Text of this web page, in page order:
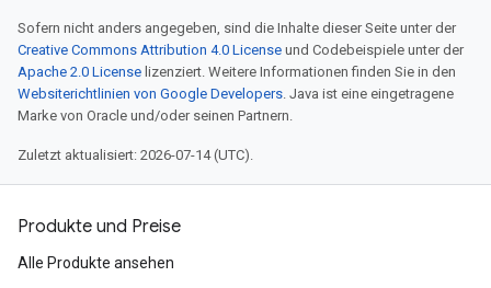
Sofern nicht anders angegeben, sind die Inhalte dieser Seite unter der
Creative Commons Attribution 4.0 License und Codebeispiele unter der
Apache 2.0 License lizenziert. Weitere Informationen finden Sie in den
Websiterichtlinien von Google Developers. Java ist eine eingetragene
Marke von Oracle und/oder seinen Partnern.
Zuletzt aktualisiert: 2026-07-14 (UTC).
Produkte und Preise
Alle Produkte ansehen